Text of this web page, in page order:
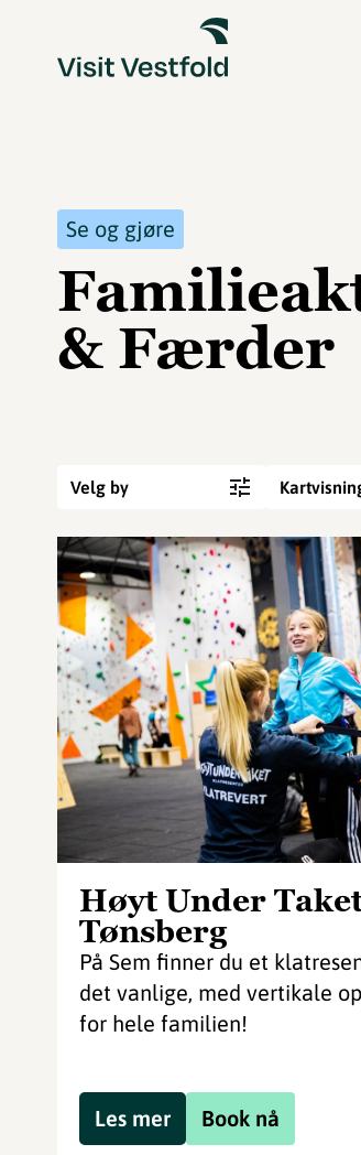
Se og gjøre
& Færder
Velg by
Høyt Under
Tønsberg
På Sem finner du et
det vanlige, med vertikale
for hele familien!
Book nå
Les mer